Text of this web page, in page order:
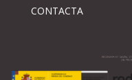
CONTACTA